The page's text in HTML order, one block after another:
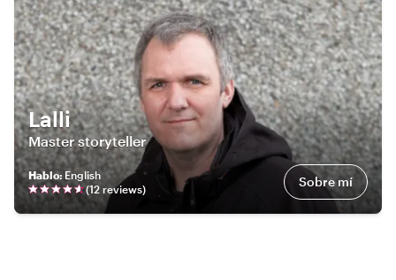
Lalli
Master storyteller
Hablo: English
(12 reviews) Sobre mí